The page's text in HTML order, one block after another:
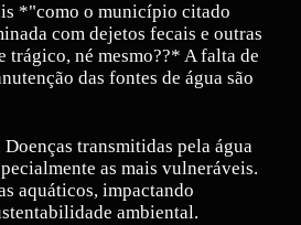
*"como o município citado
com dejetos fecais e outras
trágico, né mesmo??* A falta de
das fontes de água são
transmitidas pela água
as mais vulneráveis.
aquáticos, impactando
ambiental.